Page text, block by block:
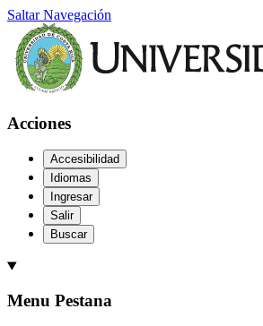
Saltar Navegación
Acciones
Accesibilidad
Idiomas
Ingresar
Salir
Buscar
Menu Pestana